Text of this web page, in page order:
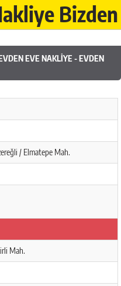
EVE NAKLIYE - EVDEN
/ Elmatepe Mah.
Mah.